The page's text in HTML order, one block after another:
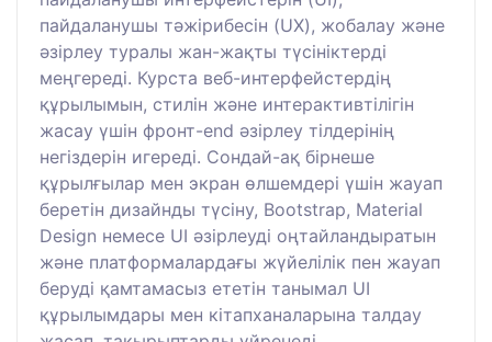
пайдаланушы тәжірибесін (UX), жобалау және
әзірлеу туралы жан-жақты түсініктерді
меңгереді. Курста веб-интерфейстердің
құрылымын, стилін және интерактивтілігін
жасау үшін фронт-end әзірлеу тілдерінің
негіздерін игереді. Сондай-ақ бірнеше
құрылғылар мен экран өлшемдері үшін жауап
беретін дизайнды түсіну, Bootstrap, Material
Design немесе UI әзірлеуді оңтайландыратын
және платформалардағы жүйелілік пен жауап
беруді қамтамасыз ететін танымал UI
құрылымдары мен кітапханаларына талдау